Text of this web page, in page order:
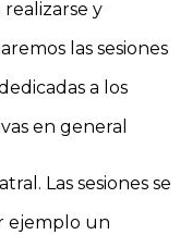
y
las sesiones
a los
en general
Las sesiones se
ejemplo un